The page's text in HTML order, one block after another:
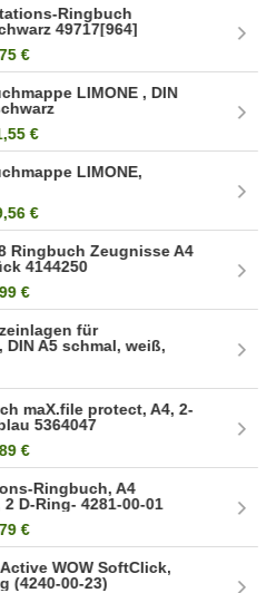
Ringbuch
49717[964]
€
LIMONE , DIN
€
LIMONE,
€
Ringbuch Zeugnisse A4
4144250
€
für
A5 schmal, weiß,
maX.file protect, A4, 2-
5364047
€
Ringbuch, A4
D-Ring- 4281-00-01
€
WOW SoftClick,
(4240-00-23)